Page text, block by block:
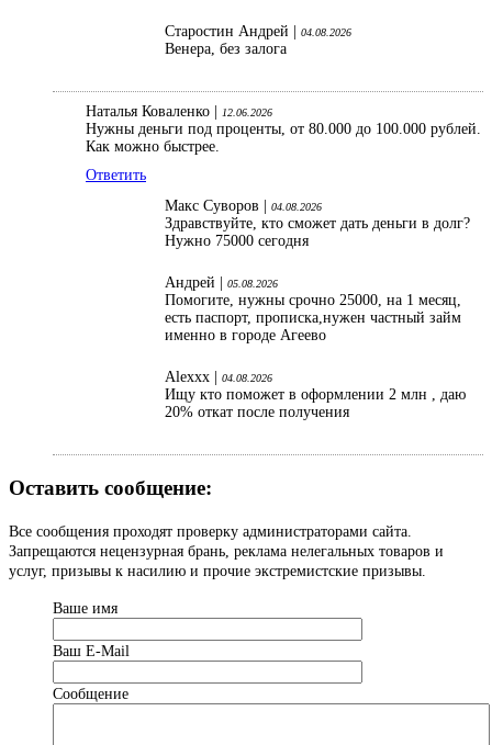
Старостин Андрей | 04.08.2026
Венера, без залога
Наталья Коваленко | 12.06.2026
Нужны деньги под проценты, от 80.000 до 100.000 рублей.
Как можно быстрее.
Ответить
Макс Суворов |
04.08.2026
Здравствуйте, кто сможет дать деньги в долг?
Нужно 75000 сегодня
Андрей | 05.08.2026
Помогите, нужны срочно 25000, на 1 месяц,
есть паспорт, прописка,нужен частный займ
именно в городе Агеево
Alexxx | 04.08.2026
Ищу кто поможет в оформлении 2 млн , даю
20% откат после получения
Оставить сообщение:
Все сообщения проходят проверку администраторами сайта.
Запрещаются нецензурная брань, реклама нелегальных товаров и
услуг, призывы к насилию и прочие экстремистские призывы.
Ваше имя
Ваш Е-Mail
Сообщение